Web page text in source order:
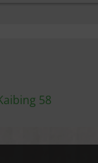
58